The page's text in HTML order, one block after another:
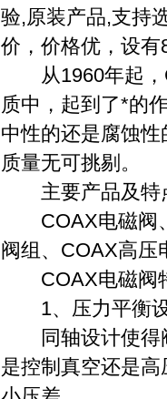
验,原装产品,支持
价，价格优，设
从1960年起，
质中，起到了*的
中性的还是腐蚀
质量无可挑剔。
主要产品及特
COAX电磁阀、
阀组、COAX高压
COAX电磁阀
1、压力平衡设
同轴设计使得阀
是控制真空还是